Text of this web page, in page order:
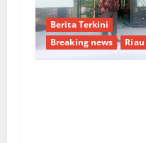
Berita Terkini
Breaking news
Riau